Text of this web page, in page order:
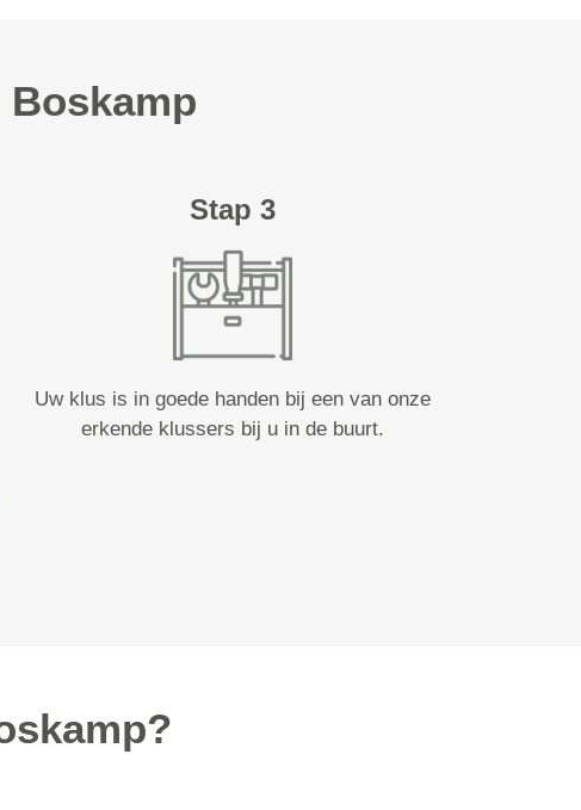
Stap 3
Uw klus is in goede handen bij een van onze
erkende klussers bij u in de buurt.